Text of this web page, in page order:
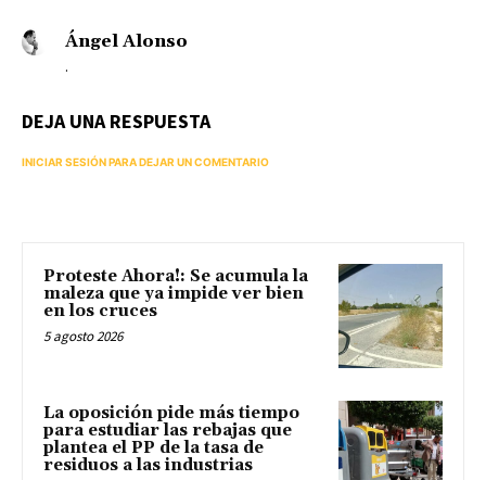
Ángel Alonso
.
DEJA UNA RESPUESTA
INICIAR SESIÓN PARA DEJAR UN COMENTARIO
Proteste Ahora!: Se acumula la
maleza que ya impide ver bien
en los cruces
5 agosto 2026
La oposición pide más tiempo
para estudiar las rebajas que
plantea el PP de la tasa de
residuos a las industrias